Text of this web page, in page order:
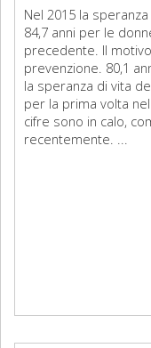
Nel 2015 la
84,7 anni per le
precedente. Il
prevenzione. 80,1
la speranza di vita
per la prima volta
cifre sono in calo,
recentemente. ...